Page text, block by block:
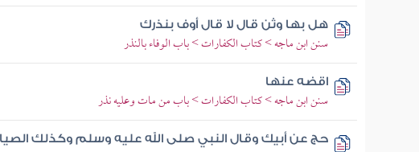
هل بها وثن قال لا قال أوف بنذرك
سنن ابن ماجه > كتاب الكفارات > باب الوفاء بالنذر
اقضه عنها
سنن ابن ماجه > كتاب الكفارات > باب من مات وعليه نذر
حج عن أبيك وقال النبي صلى الله عليه وسلم وكذلك